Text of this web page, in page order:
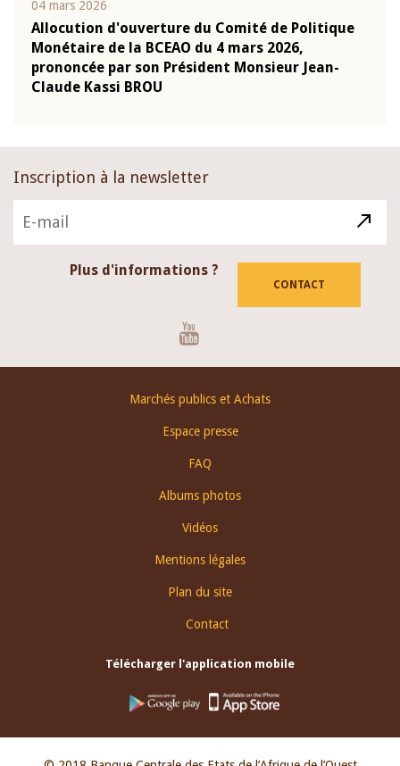
04 mars 2026
Allocution d'ouverture du Comité de Politique
Monétaire de la BCEAO du 4 mars 2026,
prononcée par son Président Monsieur Jean-
Claude Kassi BROU
Inscription à la newsletter
Plus d'informations ?
CONTACT
Marchés publics et Achats
Espace presse
FAQ
Albums photos
Vidéos
Mentions légales
Plan du site
Contact
Télécharger l'application mobile